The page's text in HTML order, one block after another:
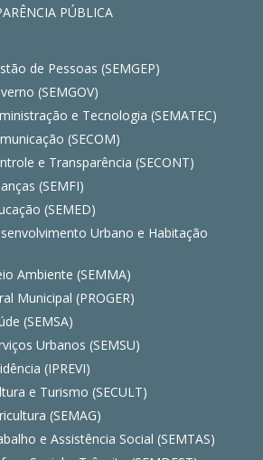
PÚBLICA
de Pessoas (SEMGEP)
(SEMGOV)
e Tecnologia (SEMATEC)
(SECOM)
e Transparência (SECONT)
(SEMFI)
(SEMED)
Urbano e Habitação
Ambiente (SEMMA)
Municipal (PROGER)
(SEMSA)
Urbanos (SEMSU)
(IPREVI)
e Turismo (SECULT)
(SEMAG)
e Assistência Social (SEMTAS)